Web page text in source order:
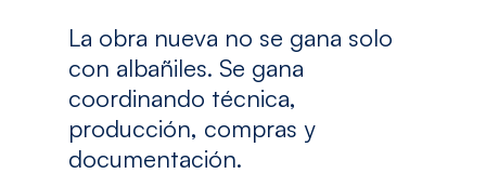
La obra nueva no se gana solo
con albañiles. Se gana
coordinando técnica,
producción, compras y
documentación.